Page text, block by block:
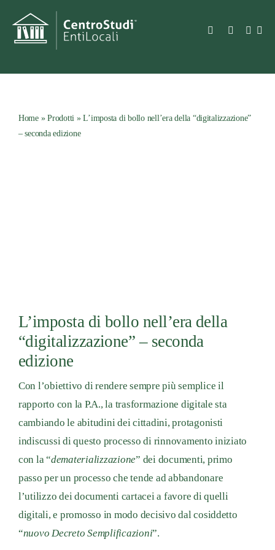
contenuto
Toggle
Home»Prodotti »L’imposta di bollo nell’era della “digitalizzazione”
– seconda edizione
L’imposta di bollo nell’era della
“digitalizzazione” – seconda
edizione
Con l’obiettivo di rendere sempre più semplice il
rapporto con la P.A., la trasformazione digitale sta
cambiando le abitudini dei cittadini, protagonisti
indiscussi di questo processo di rinnovamento iniziato
con la “dematerializzazione” dei documenti, primo
passo per un processo che tende ad abbandonare
l’utilizzo dei documenti cartacei a favore di quelli
digitali, e promosso in modo decisivo dal cosiddetto
“nuovo Decreto Semplificazioni”.